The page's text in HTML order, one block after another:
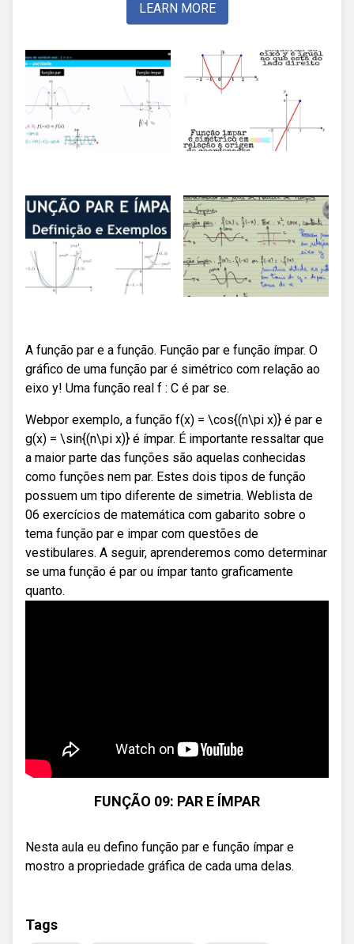
LEARN MORE
A função par e a função. Função par e função ímpar. O
gráfico de uma função par é simétrico com relação ao
eixo y! Uma função real f : C é par se.
Webpor exemplo, a função f(x) = \cos{(n\pi x)} é par e
g(x) = \sin{(n\pi x)} é ímpar. É importante ressaltar que
a maior parte das funções são aquelas conhecidas
como funções nem par. Estes dois tipos de função
possuem um tipo diferente de simetria. Weblista de
06 exercícios de matemática com gabarito sobre o
tema função par e impar com questões de
vestibulares. A seguir, aprenderemos como determinar
se uma função é par ou ímpar tanto graficamente
quanto.
FUNÇÃO 09: PAR E ÍMPAR
Nesta aula eu defino função par e função ímpar e
mostro a propriedade gráfica de cada uma delas.
Tags